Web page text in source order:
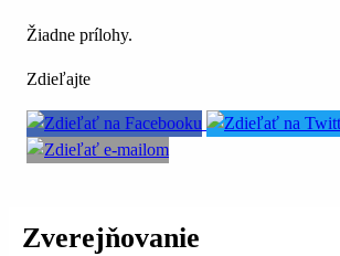
Žiadne prílohy.
Zdieľajte
Zverejňovanie